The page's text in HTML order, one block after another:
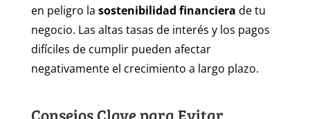
en peligro la sostenibilidad financiera de tu
negocio. Las altas tasas de interés y los pagos
difíciles de cumplir pueden afectar
negativamente el crecimiento a largo plazo.
Consejos Clave para Evitar